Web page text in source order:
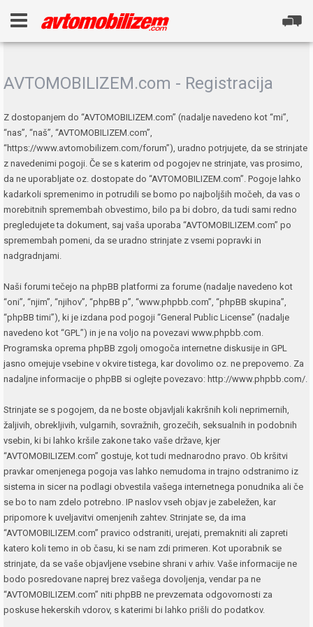
AVTOMOBILIZEM.com - Registracija
Z dostopanjem do “AVTOMOBILIZEM.com” (nadalje navedeno kot “mi”,
“nas”, “naš”, “AVTOMOBILIZEM.com”,
“https://www.avtomobilizem.com/forum”), uradno potrjujete, da se strinjate
z navedenimi pogoji. Če se s katerim od pogojev ne strinjate, vas prosimo,
da ne uporabljate oz. dostopate do “AVTOMOBILIZEM.com”. Pogoje lahko
kadarkoli spremenimo in potrudili se bomo po najboljših močeh, da vas o
morebitnih spremembah obvestimo, bilo pa bi dobro, da tudi sami redno
pregledujete ta dokument, saj vaša uporaba “AVTOMOBILIZEM.com” po
spremembah pomeni, da se uradno strinjate z vsemi popravki in
nadgradnjami.
Naši forumi tečejo na phpBB platformi za forume (nadalje navedeno kot
“oni”, “njim”, “njihov”, “phpBB p”, “www.phpbb.com”, “phpBB skupina”,
“phpBB timi”), ki je izdana pod pogoji “General Public License” (nadalje
navedeno kot “GPL”) in je na voljo na povezavi www.phpbb.com.
Programska oprema phpBB zgolj omogoča internetne diskusije in GPL
jasno omejuje vsebine v okvire tistega, kar dovolimo oz. ne prepovemo. Za
nadaljne informacije o phpBB si oglejte povezavo: http://www.phpbb.com/.
Strinjate se s pogojem, da ne boste objavljali kakršnih koli neprimernih,
žaljivih, obrekljivih, vulgarnih, sovražnih, grozečih, seksualnih in podobnih
vsebin, ki bi lahko kršile zakone tako vaše države, kjer
“AVTOMOBILIZEM.com” gostuje, kot tudi mednarodno pravo. Ob kršitvi
pravkar omenjenega pogoja vas lahko nemudoma in trajno odstranimo iz
sistema in sicer na podlagi obvestila vašega internetnega ponudnika ali če
se bo to nam zdelo potrebno. IP naslov vseh objav je zabeležen, kar
pripomore k uveljavitvi omenjenih zahtev. Strinjate se, da ima
“AVTOMOBILIZEM.com” pravico odstraniti, urejati, premakniti ali zapreti
katero koli temo in ob času, ki se nam zdi primeren. Kot uporabnik se
strinjate, da se vaše objavljene vsebine shrani v arhiv. Vaše informacije ne
bodo posredovane naprej brez vašega dovoljenja, vendar pa ne
“AVTOMOBILIZEM.com” niti phpBB ne prevzemata odgovornosti za
poskuse hekerskih vdorov, s katerimi bi lahko prišli do podatkov.